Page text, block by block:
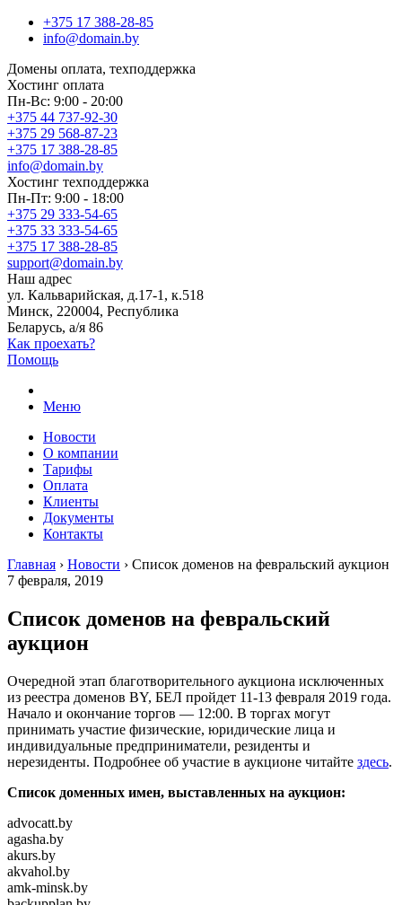
+375 17 388-28-85
info@domain.by
Домены оплата, техподдержка
Хостинг оплата
Пн-Вс: 9:00 - 20:00
+375 44 737-92-30
+375 29 568-87-23
+375 17 388-28-85
info@domain.by
Хостинг техподдержка
Пн-Пт: 9:00 - 18:00
+375 29 333-54-65
+375 33 333-54-65
+375 17 388-28-85
support@domain.by
Наш адрес
ул. Кальварийская, д.17-1, к.518
Минск, 220004, Республика
Беларусь, а/я 86
Как проехать?
Помощь
Меню
Новости
О компании
Тарифы
Оплата
Клиенты
Документы
Контакты
Главная › Новости › Список доменов на февральский аукцион
7 февраля, 2019
Список доменов на февральский
аукцион
Очередной этап благотворительного аукциона исключенных
из реестра доменов BY, БЕЛ пройдет 11-13 февраля 2019 года.
Начало и окончание торгов — 12:00. В торгах могут
принимать участие физические, юридические лица и
индивидуальные предприниматели, резиденты и
нерезиденты. Подробнее об участие в аукционе читайте здесь.
Список доменных имен, выставленных на аукцион:
advocatt.by
agasha.by
akurs.by
akvahol.by
amk-minsk.by